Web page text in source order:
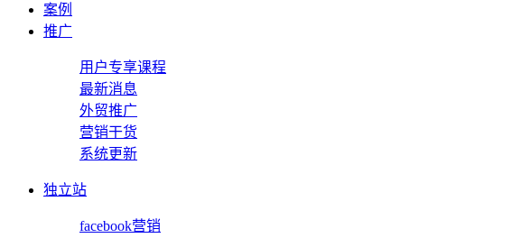
案例
推广
用户专享课程
最新消息
外贸推广
营销干货
系统更新
独立站
facebook营销